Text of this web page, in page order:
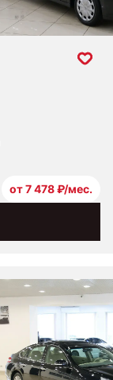
от 7 478 ₽/мес.